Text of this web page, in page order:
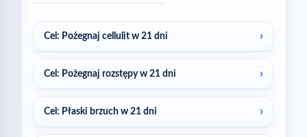
Cel: Pożegnaj cellulit w 21 dni
Cel: Pożegnaj rozstępy w 21 dni
Cel: Płaski brzuch w 21 dni